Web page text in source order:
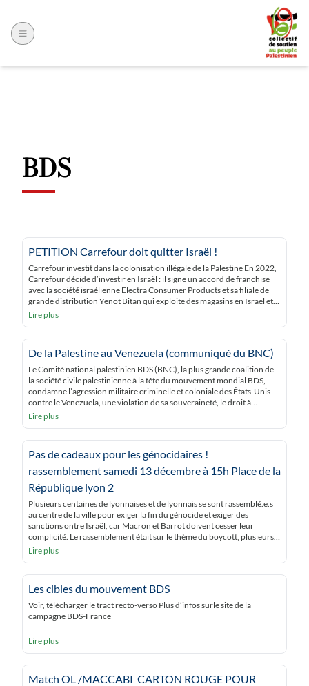
BDS
PETITION Carrefour doit quitter Israël !
Carrefour investit dans la colonisation illégale de la Palestine En 2022,
Carrefour décide d’investir en Israël : il signe un accord de franchise
avec la société israélienne Electra Consumer Products et sa filiale de
grande distribution Yenot Bitan qui exploite des magasins en Israël et
dans les colonies illégales en Cisjordanie occupée. En 2024, Carrefour
Lire plus
De la Palestine au Venezuela (communiqué du BNC)
Le Comité national palestinien BDS (BNC), la plus grande coalition de
la société civile palestinienne à la tête du mouvement mondial BDS,
condamne l’agression militaire criminelle et coloniale des États-Unis
contre le Venezuela, une violation de sa souveraineté, le droit à
l’autodétermination du peuple vénézuélien et le droit international.
Lire plus
Pas de cadeaux pour les génocidaires !
rassemblement samedi 13 décembre à 15h Place de la
République lyon 2
Plusieurs centaines de lyonnaises et de lyonnais se sont rassemblé.e.s
au centre de la ville pour exiger la fin du génocide et exiger des
sanctions ontre Israël, car Macron et Barrot doivent cesser leur
complicité. Le rassemblement était sur le thème du boycott, plusieurs
prises de paroles ont eu lieu pour dénoncer les marques complices […]
Lire plus
Les cibles du mouvement BDS
Voir, télécharger le tract recto-verso Plus d’infos surle site de la
campagne BDS-France
Lire plus
Match OL /MACCABI CARTON ROUGE POUR